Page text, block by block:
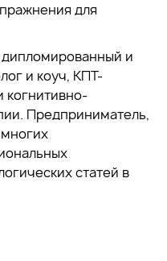
для
дипломированный и
и коуч, КПТ-
когнитивно-
Предприниматель,
статей в